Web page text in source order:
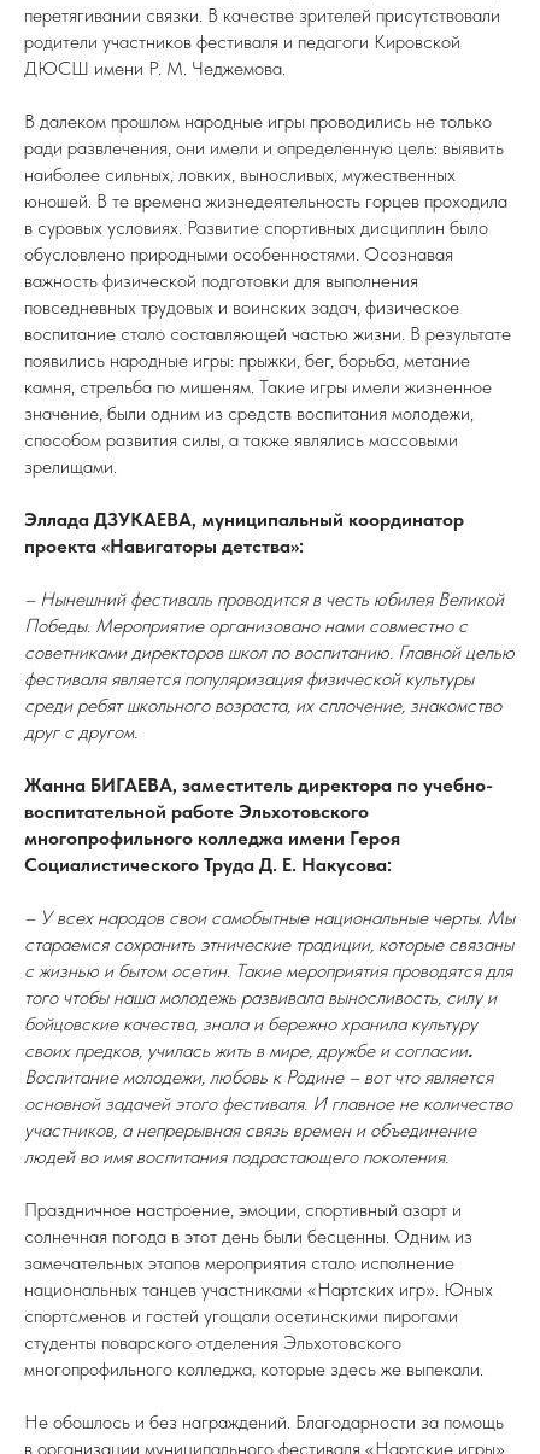
перетягивании связки. В качестве зрителей присутствовали
родители участников фестиваля и педагоги Кировской
ДЮСШ имени Р. М. Чеджемова.
В далеком прошлом народные игры проводились не только
ради развлечения, они имели и определенную цель: выявить
наиболее сильных, ловких, выносливых, мужественных
юношей. В те времена жизнедеятельность горцев проходила
в суровых условиях. Развитие спортивных дисциплин было
обусловлено природными особенностями. Осознавая
важность физической подготовки для выполнения
повседневных трудовых и воинских задач, физическое
воспитание стало составляющей частью жизни. В результате
появились народные игры: прыжки, бег, борьба, метание
камня, стрельба по мишеням. Такие игры имели жизненное
значение, были одним из средств воспитания молодежи,
способом развития силы, а также являлись массовыми
зрелищами.
Эллада ДЗУКАЕВА, муниципальный координатор
проекта «Навигаторы детства»:
– Нынешний фестиваль проводится в честь юбилея Великой
Победы. Мероприятие организовано нами совместно с
советниками директоров школ по воспитанию. Главной целью
фестиваля является популяризация физической культуры
среди ребят школьного возраста, их сплочение, знакомство
друг с другом.
Жанна БИГАЕВА, заместитель директора по учебно-
воспитательной работе Эльхотовского
многопрофильного колледжа имени Героя
Социалистического Труда Д. Е. Накусова:
– У всех народов свои самобытные национальные черты. Мы
стараемся сохранить этнические традиции, которые связаны
с жизнью и бытом осетин. Такие мероприятия проводятся для
того чтобы наша молодежь развивала выносливость, силу и
бойцовские качества, знала и бережно хранила культуру
своих предков, училась жить в мире, дружбе и согласии.
Воспитание молодежи, любовь к Родине – вот что является
основной задачей этого фестиваля. И главное не количество
участников, а непрерывная связь времен и объединение
людей во имя воспитания подрастающего поколения.
Праздничное настроение, эмоции, спортивный азарт и
солнечная погода в этот день были бесценны. Одним из
замечательных этапов мероприятия стало исполнение
национальных танцев участниками «Нартских игр». Юных
спортсменов и гостей угощали осетинскими пирогами
студенты поварского отделения Эльхотовского
многопрофильного колледжа, которые здесь же выпекали.
Не обошлось и без награждений. Благодарности за помощь
в организации муниципального фестиваля «Нартские игры»